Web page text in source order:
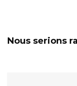
Nous serions